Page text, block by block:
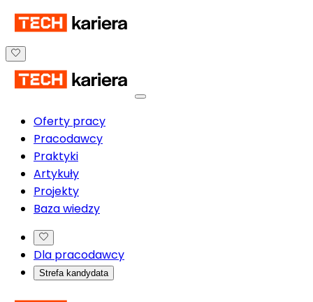
Oferty pracy
Pracodawcy
Praktyki
Artykuły
Projekty
Baza wiedzy
Dla pracodawcy
Strefa kandydata